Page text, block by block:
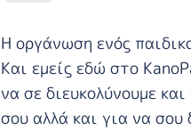
Η οργάνωση ενός
Και εμείς εδώ στο
να σε διευκολύνουμε
σου αλλά και για να σου